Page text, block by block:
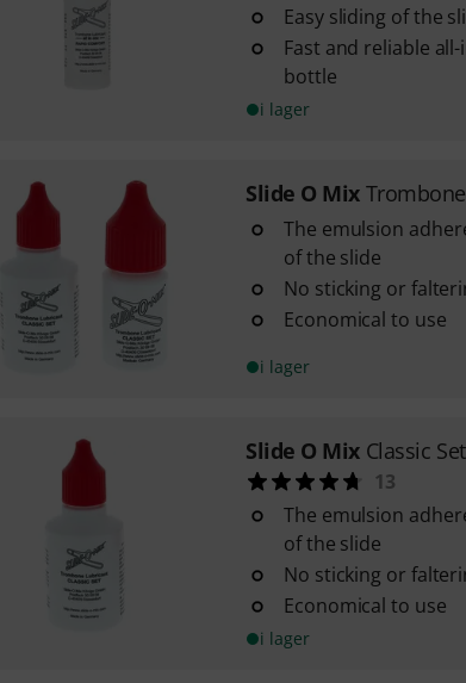
Easy sliding of the
Fast and reliable
bottle
i lager
Slide O Mix
The emulsion
of the slide
No sticking or
Economical to use
i lager
Slide O Mix Classic
13
The emulsion
of the slide
No sticking or
Economical to use
i lager